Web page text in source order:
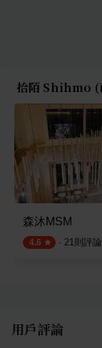
拾陌 Shihmo (
森沐MSM
4.6 · 21則評論
用戶評論